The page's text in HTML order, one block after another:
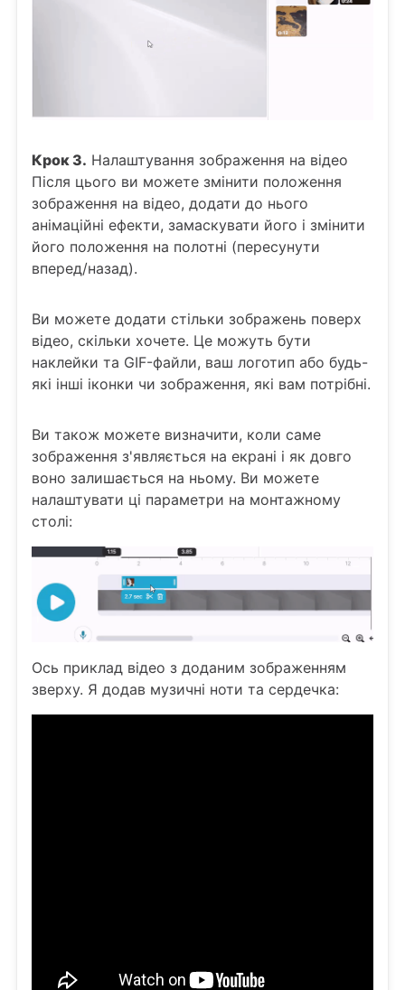
Крок 3. Налаштування зображення на відео
Після цього ви можете змінити положення
зображення на відео, додати до нього
анімаційні ефекти, замаскувати його і змінити
його положення на полотні (пересунути
вперед/назад).
Ви можете додати стільки зображень поверх
відео, скільки хочете. Це можуть бути
наклейки та GIF-файли, ваш логотип або будь-
які інші іконки чи зображення, які вам потрібні.
Ви також можете визначити, коли саме
зображення з'являється на екрані і як довго
воно залишається на ньому. Ви можете
налаштувати ці параметри на монтажному
столі:
Ось приклад відео з доданим зображенням
зверху. Я додав музичні ноти та сердечка: